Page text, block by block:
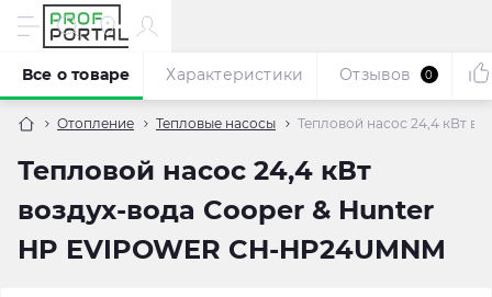
Отопление Тепловые насосы Тепловой насос 24,4 кВт
Тепловой насос 24,4 кВт
воздух-вода Cooper & Hunter
HP EVIPOWER CH-HP24UMNM
Все о товаре Характеристики Отзывов 0